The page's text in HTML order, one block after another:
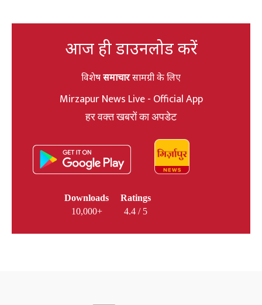
आज ही डाउनलोड करें
विशेषसमाचारसामग्री के लिए
Mirzapur News Live - Official App
हर वक्त खबरों का अपडेट
Downloads
10,000+
Ratings
4.4 / 5